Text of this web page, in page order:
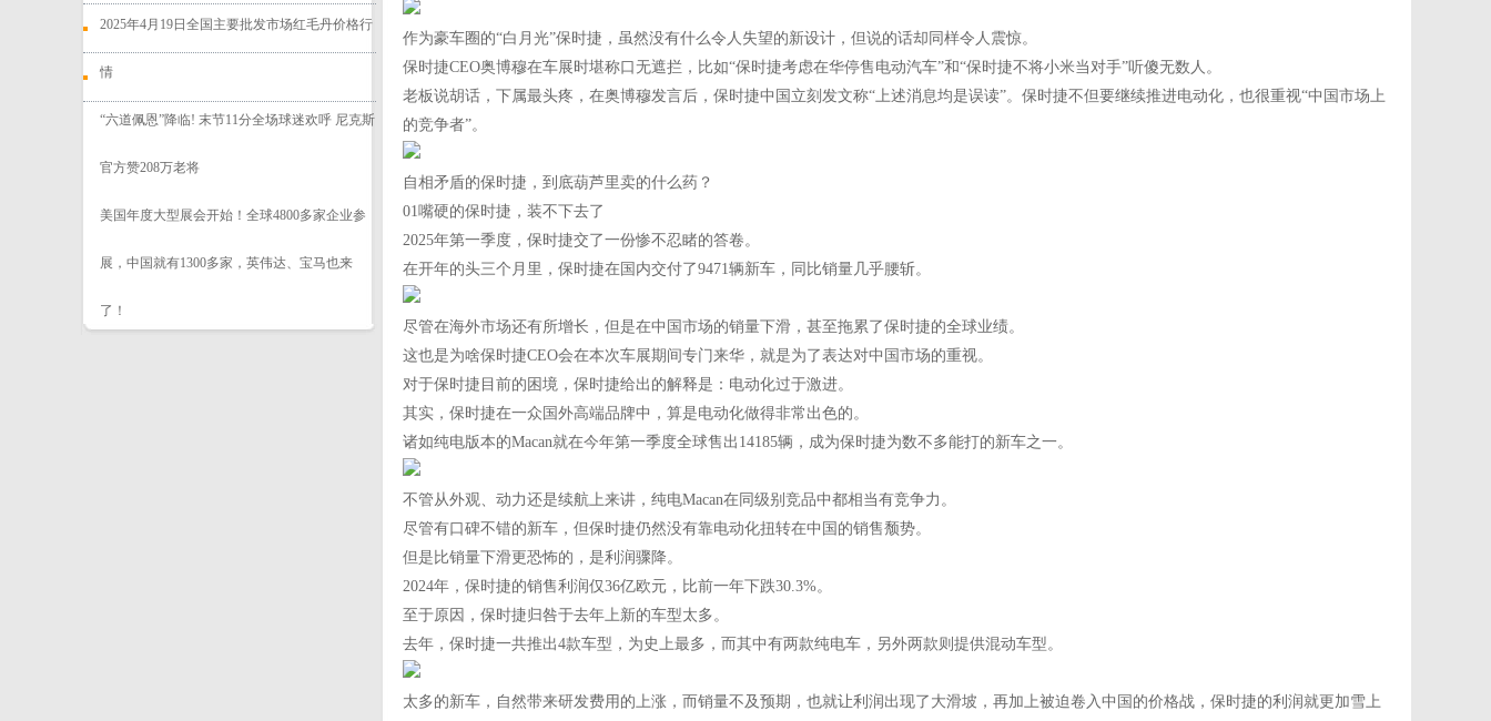
2025年4月19日全国主要批发市场红毛丹价格行
情
“六道佩恩”降临! 末节11分全场球迷欢呼 尼克斯
官方赞208万老将
美国年度大型展会开始！全球4800多家企业参
展，中国就有1300多家，英伟达、宝马也来
了！
作为豪车圈的“白月光”保时捷，虽然没有什么令人失望的新设计，但说的话却同样令人震惊。
保时捷CEO奥博穆在车展时堪称口无遮拦，比如“保时捷考虑在华停售电动汽车”和“保时捷不将小米当对手”听傻无数人。
老板说胡话，下属最头疼，在奥博穆发言后，保时捷中国立刻发文称“上述消息均是误读”。保时捷不但要继续推进电动化，也很重视“中国市场上
的竞争者”。
自相矛盾的保时捷，到底葫芦里卖的什么药？
01嘴硬的保时捷，装不下去了
2025年第一季度，保时捷交了一份惨不忍睹的答卷。
在开年的头三个月里，保时捷在国内交付了9471辆新车，同比销量几乎腰斩。
尽管在海外市场还有所增长，但是在中国市场的销量下滑，甚至拖累了保时捷的全球业绩。
这也是为啥保时捷CEO会在本次车展期间专门来华，就是为了表达对中国市场的重视。
对于保时捷目前的困境，保时捷给出的解释是：电动化过于激进。
其实，保时捷在一众国外高端品牌中，算是电动化做得非常出色的。
诸如纯电版本的Macan就在今年第一季度全球售出14185辆，成为保时捷为数不多能打的新车之一。
不管从外观、动力还是续航上来讲，纯电Macan在同级别竞品中都相当有竞争力。
尽管有口碑不错的新车，但保时捷仍然没有靠电动化扭转在中国的销售颓势。
但是比销量下滑更恐怖的，是利润骤降。
2024年，保时捷的销售利润仅36亿欧元，比前一年下跌30.3%。
至于原因，保时捷归咎于去年上新的车型太多。
去年，保时捷一共推出4款车型，为史上最多，而其中有两款纯电车，另外两款则提供混动车型。
太多的新车，自然带来研发费用的上涨，而销量不及预期，也就让利润出现了大滑坡，再加上被迫卷入中国的价格战，保时捷的利润就更加雪上